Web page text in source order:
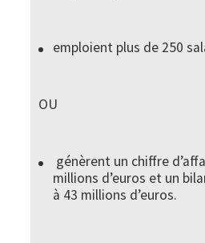
emploient plus de 250
OU
génèrent un chiffre
millions d’euros et un
à 43 millions d’euros.